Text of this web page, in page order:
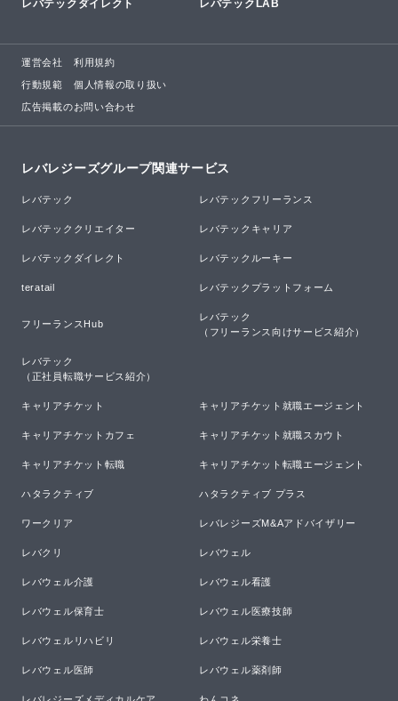
レバテックダイレクト レバテックLAB
運営会社 利用規約
行動規範 個人情報の取り扱い
広告掲載のお問い合わせ
レバレジーズグループ関連サービス
レバテック レバテックフリーランス
レバテッククリエイター レバテックキャリア
レバテックダイレクト レバテックルーキー
teratail レバテックプラットフォーム
フリーランスHub
レバテック
（フリーランス向けサービス紹介）
レバテック
（正社員転職サービス紹介）
キャリアチケット キャリアチケット就職エージェント
キャリアチケットカフェ キャリアチケット就職スカウト
キャリアチケット転職 キャリアチケット転職エージェント
ハタラクティブ ハタラクティブ プラス
ワークリア レバレジーズM&Aアドバイザリー
レバクリ レバウェル
レバウェル介護 レバウェル看護
レバウェル保育士 レバウェル医療技師
レバウェルリハビリ レバウェル栄養士
レバウェル医師 レバウェル薬剤師